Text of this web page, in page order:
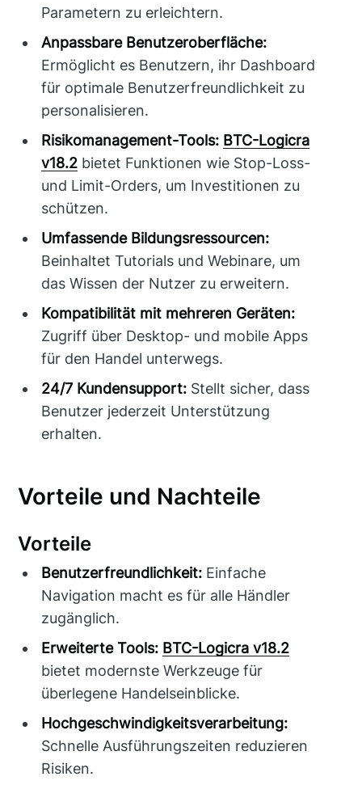
Parametern zu erleichtern.
Anpassbare Benutzeroberfläche:
Ermöglicht es Benutzern, ihr Dashboard
für optimale Benutzerfreundlichkeit zu
personalisieren.
Risikomanagement-Tools: BTC-Logicra
v18.2 bietet Funktionen wie Stop-Loss-
und Limit-Orders, um Investitionen zu
schützen.
Umfassende Bildungsressourcen:
Beinhaltet Tutorials und Webinare, um
das Wissen der Nutzer zu erweitern.
Kompatibilität mit mehreren Geräten:
Zugriff über Desktop- und mobile Apps
für den Handel unterwegs.
24/7 Kundensupport: Stellt sicher, dass
Benutzer jederzeit Unterstützung
erhalten.
Vorteile und Nachteile
Vorteile
Benutzerfreundlichkeit: Einfache
Navigation macht es für alle Händler
zugänglich.
Erweiterte Tools: BTC-Logicra v18.2
bietet modernste Werkzeuge für
überlegene Handelseinblicke.
Hochgeschwindigkeitsverarbeitung:
Schnelle Ausführungszeiten reduzieren
Risiken.